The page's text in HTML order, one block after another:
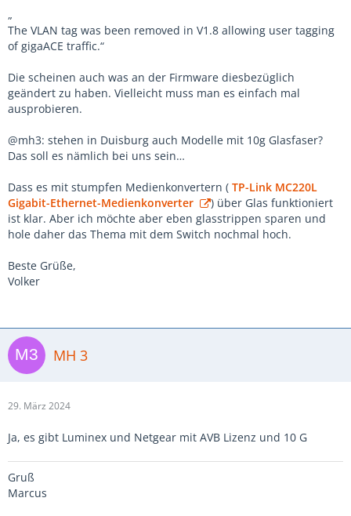
„
The VLAN tag was been removed in V1.8 allowing user tagging
of gigaACE traffic.“
Die scheinen auch was an der Firmware diesbezüglich
geändert zu haben. Vielleicht muss man es einfach mal
ausprobieren.
@mh3: stehen in Duisburg auch Modelle mit 10g Glasfaser?
Das soll es nämlich bei uns sein…
Dass es mit stumpfen Medienkonvertern ( TP-Link MC220L
Gigabit-Ethernet-Medienkonverter
) über Glas funktioniert
ist klar. Aber ich möchte aber eben glasstrippen sparen und
hole daher das Thema mit dem Switch nochmal hoch.
Beste Grüße,
Volker
MH 3
29. März 2024
Ja, es gibt Luminex und Netgear mit AVB Lizenz und 10 G
Gruß
Marcus